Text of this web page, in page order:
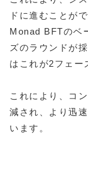
ドに進むことがで
Monad BFTのベ
ズのラウンドが
はこれが2フェー
これにより、コ
減され、より迅
います。